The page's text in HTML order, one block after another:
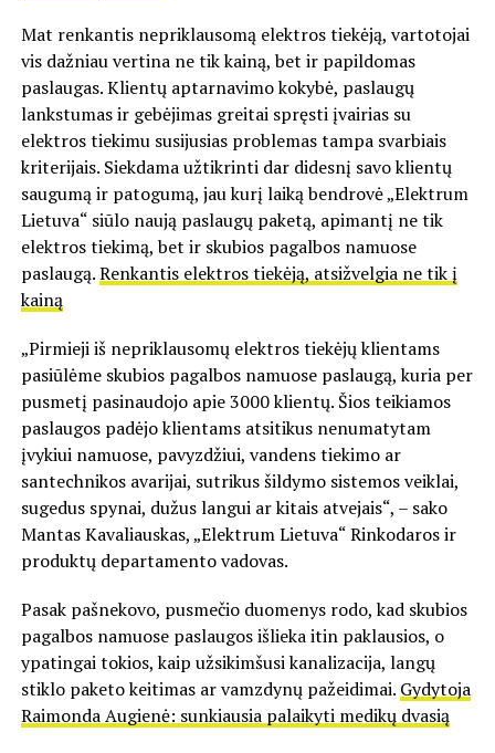
Mat renkantis nepriklausomą elektros tiekėją, vartotojai
vis dažniau vertina ne tik kainą, bet ir papildomas
paslaugas. Klientų aptarnavimo kokybė, paslaugų
lankstumas ir gebėjimas greitai spręsti įvairias su
elektros tiekimu susijusias problemas tampa svarbiais
kriterijais. Siekdama užtikrinti dar didesnį savo klientų
saugumą ir patogumą, jau kurį laiką bendrovė „Elektrum
Lietuva“ siūlo naują paslaugų paketą, apimantį ne tik
elektros tiekimą, bet ir skubios pagalbos namuose
paslaugą.Renkantis elektros tiekėją, atsižvelgia ne tik į
kainą
„Pirmieji iš nepriklausomų elektros tiekėjų klientams
pasiūlėme skubios pagalbos namuose paslaugą, kuria per
pusmetį pasinaudojo apie 3000 klientų. Šios teikiamos
paslaugos padėjo klientams atsitikus nenumatytam
įvykiui namuose, pavyzdžiui, vandens tiekimo ar
santechnikos avarijai, sutrikus šildymo sistemos veiklai,
sugedus spynai, dužus langui ar kitais atvejais“, – sako
Mantas Kavaliauskas, „Elektrum Lietuva“ Rinkodaros ir
produktų departamento vadovas.
Pasak pašnekovo, pusmečio duomenys rodo, kad skubios
pagalbos namuose paslaugos išlieka itin paklausios, o
ypatingai tokios, kaip užsikimšusi kanalizacija, langų
stiklo paketo keitimas ar vamzdynų pažeidimai. Gydytoja
Raimonda Augienė: sunkiausia palaikyti medikų dvasią